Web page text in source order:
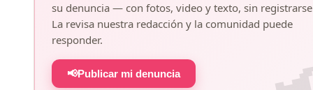
su denuncia — con fotos, video y texto, sin
La revisa nuestra redacción y la comunidad puede
responder.
📢Publicar mi denuncia